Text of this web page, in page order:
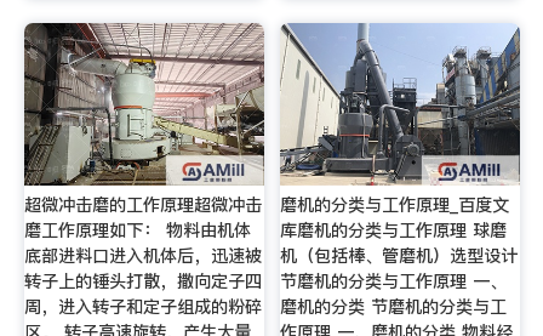
超微冲击磨的工作原理超微冲击
磨工作原理如下： 物料由机体
底部进料口进入机体后，迅速被
转子上的锤头打散，撒向定子四
周，进入转子和定子组成的粉碎
磨机的分类与工作原理_百度文
库磨机的分类与工作原理 球磨
机（包括棒、管磨机）选型设计
节磨机的分类与工作原理 一、
磨机的分类 节磨机的分类与工